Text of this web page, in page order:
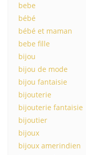
bebe
bébé
bébé et maman
bebe fille
bijou
bijou de mode
bijou fantaisie
bijouterie
bijouterie fantaisie
bijoutier
bijoux
bijoux amerindien